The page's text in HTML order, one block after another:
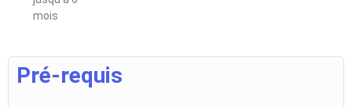
mois
Pré-requis